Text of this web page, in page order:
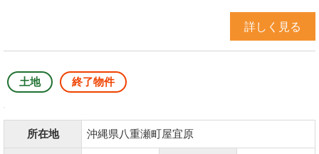
詳しく見る
土地 終了物件
所在地 沖縄県八重瀬町屋宜原